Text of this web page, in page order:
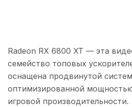
Radeon RX 6800 XT — эта
семейство топовых
оснащена продвинутой
оптимизированной
игровой производительности.